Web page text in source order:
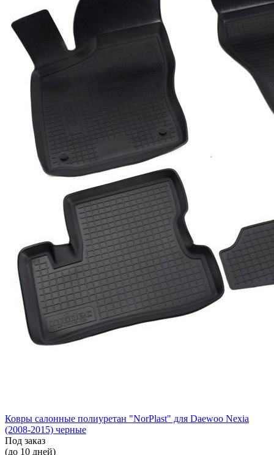
Ковры салонные полиуретан "NorPlast" для Daewoo Nexia
(2008-2015) черные
Под заказ
(до 10 дней)